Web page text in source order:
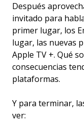
Después
invitado para
primer lugar, los
lugar, las nuevas
Apple TV +. Qué
consecuencias
plataformas.
Y para terminar,
ver: